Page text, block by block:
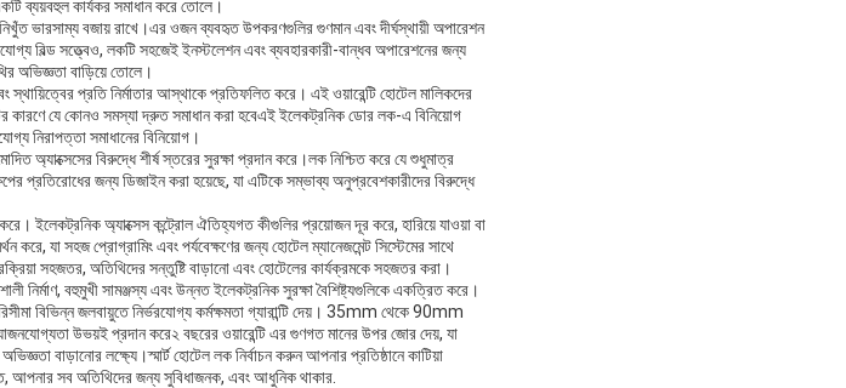
ব্যয়বহুল কার্যকর সমাধান করে তোলে।
ভারসাম্য বজায় রাখে।এর ওজন ব্যবহৃত উপকরণগুলির গুণমান এবং দীর্ঘস্থায়ী অপারেশন
বিল্ড সত্ত্বেও, লকটি সহজেই ইনস্টলেশন এবং ব্যবহারকারী-বান্ধব অপারেশনের জন্য
অভিজ্ঞতা বাড়িয়ে তোলে।
প্রতি নির্মাতার আস্থাকে প্রতিফলিত করে। এই ওয়ারেন্টি হোটেল মালিকদের
কারণে যে কোনও সমস্যা দ্রুত সমাধান করা হবেএই ইলেকট্রনিক ডোর লক-এ বিনিয়োগ
নিরাপত্তা সমাধানের বিনিয়োগ।
অ্যাক্সেসের বিরুদ্ধে শীর্ষ স্তরের সুরক্ষা প্রদান করে।লক নিশ্চিত করে যে শুধুমাত্র
প্রতিরোধের জন্য ডিজাইন করা হয়েছে, যা এটিকে সম্ভাব্য অনুপ্রবেশকারীদের বিরুদ্ধে
ইলেকট্রনিক অ্যাক্সেস কন্ট্রোল ঐতিহ্যগত কীগুলির প্রয়োজন দূর করে, হারিয়ে যাওয়া বা
যা সহজ প্রোগ্রামিং এবং পর্যবেক্ষণের জন্য হোটেল ম্যানেজমেন্ট সিস্টেমের সাথে
সহজতর, অতিথিদের সন্তুষ্টি বাড়ানো এবং হোটেলের কার্যক্রমকে সহজতর করা।
নির্মাণ, বহুমুখী সামঞ্জস্য এবং উন্নত ইলেকট্রনিক সুরক্ষা বৈশিষ্ট্যগুলিকে একত্রিত করে।
বিভিন্ন জলবায়ুতে নির্ভরযোগ্য কর্মক্ষমতা গ্যারান্টি দেয়। 35mm থেকে 90mm
উভয়ই প্রদান করে২ বছরের ওয়ারেন্টি এর গুণগত মানের উপর জোর দেয়, যা
বাড়ানোর লক্ষ্যে।স্মার্ট হোটেল লক নির্বাচন করুন আপনার প্রতিষ্ঠানে কাটিয়া
আপনার সব অতিথিদের জন্য সুবিধাজনক, এবং আধুনিক থাকার.